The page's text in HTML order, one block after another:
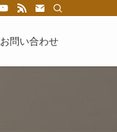
お問い合わせ